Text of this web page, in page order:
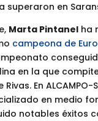
superaron en
Marta Pintanelha
campeona de
en la que
Rivas. En
en medio
notables éxitos